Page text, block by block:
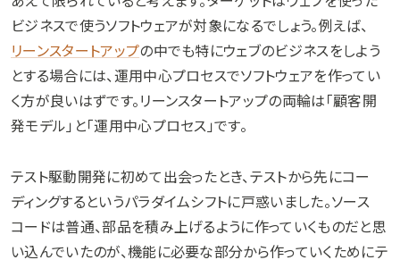
ビジネスで使うソフトウェアが対象になるでしょう。例えば、
リーンスタートアップの中でも特にウェブのビジネスをしよう
とする場合には、運用中心プロセスでソフトウェアを作ってい
く方が良いはずです。リーンスタートアップの両輪は「顧客開
発モデル」と「運用中心プロセス」です。
テスト駆動開発に初めて出会ったとき、テストから先にコー
ディングするというパラダイムシフトに戸惑いました。ソース
コードは普通、部品を積み上げるように作っていくものだと思
い込んでいたのが、機能に必要な部分から作っていくためにテ